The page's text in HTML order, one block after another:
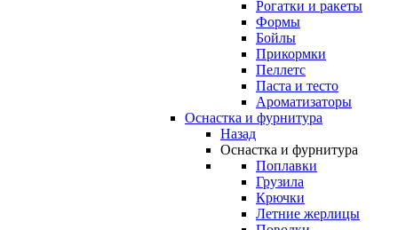
Рогатки и ракеты
Формы
Бойлы
Прикормки
Пеллетс
Паста и тесто
Ароматизаторы
Оснастка и фурнитура
Назад
Оснастка и фурнитура
Поплавки
Грузила
Крючки
Летние жерлицы